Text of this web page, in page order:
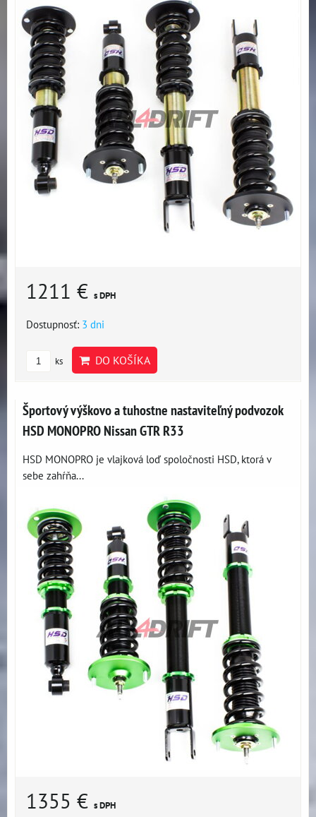
1211 € s DPH
Dostupnosť: 3 dni
ks DO KOŠÍKA
Športový výškovo a tuhostne nastaviteľný podvozok
HSD MONOPRO Nissan GTR R33
HSD MONOPRO je vlajková loď spoločnosti HSD, ktorá v
sebe zahŕňa...
1355 € s DPH